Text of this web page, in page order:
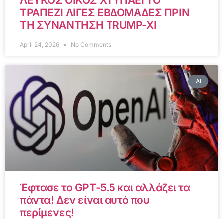
ΤΡΑΠΕΖΙ ΛΙΓΕΣ ΕΒΔΟΜΑΔΕΣ ΠΡΙΝ
ΤΗ ΣΥΝΑΝΤΗΣΗ TRUMP-XI
April 24, 2026 No Comments
AI
Έφτασε το GPT-5.5 και αλλάζει τα
πάντα! Δεν είναι αυτό που
περίμενες!